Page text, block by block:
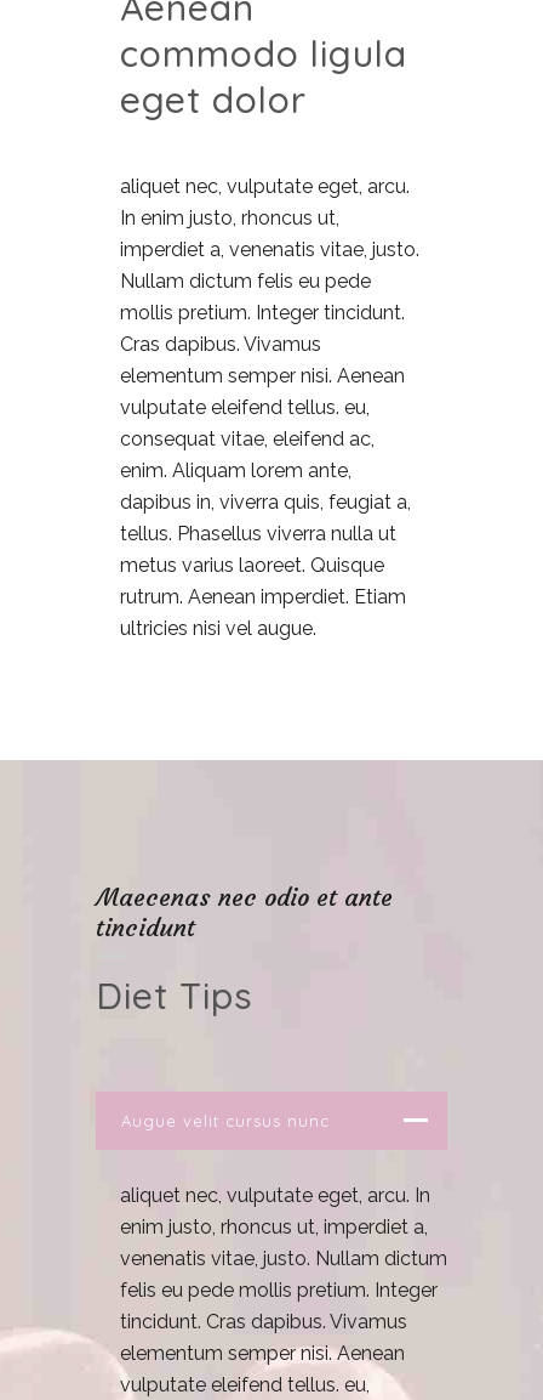
commodo ligula
eget dolor
aliquet nec, vulputate eget, arcu.
In enim justo, rhoncus ut,
imperdiet a, venenatis vitae, justo.
Nullam dictum felis eu pede
mollis pretium. Integer tincidunt.
Cras dapibus. Vivamus
elementum semper nisi. Aenean
vulputate eleifend tellus. eu,
consequat vitae, eleifend ac,
enim. Aliquam lorem ante,
dapibus in, viverra quis, feugiat a,
tellus. Phasellus viverra nulla ut
metus varius laoreet. Quisque
rutrum. Aenean imperdiet. Etiam
ultricies nisi vel augue.
Maecenas nec odio et ante
tincidunt
Diet Tips
Augue velit cursus nunc
aliquet nec, vulputate eget, arcu. In
enim justo, rhoncus ut, imperdiet a,
venenatis vitae, justo. Nullam dictum
felis eu pede mollis pretium. Integer
tincidunt. Cras dapibus. Vivamus
elementum semper nisi. Aenean
vulputate eleifend tellus. eu,